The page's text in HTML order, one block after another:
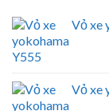
Vỏ xe
Vỏ xe